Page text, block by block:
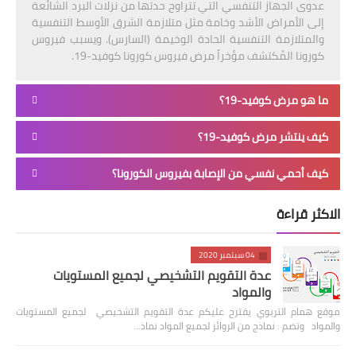
عدوى الجهاز التنفسي التي تتراوح حدتها من نزلات البرد الشائعة
إلى الأمراض الأشد وخامة مثل متلازمة الشرق الأوسط التنفسية
والمتلازمة التنفسية الحادة الوخيمة (السارس). ويسبب فيروس
كورونا المُكتشف مؤخراً مرض فيروس كورونا كوفيد-19.
ما هو مرض كوفيد-19؟
كيف ينتشر مرض كوفيد-19؟
كيف أحمي نفسي من الإصابة بفيروس الكورونا؟
الاكثر قراءة
04 سبتمبر 2020
عدة التقويم التشخيصي لجميع المستويات
والمواد
موقع همام التربوي يقترح عليكم عدة التقويم التشخيصي لجميع المستويات
والمواد وتضم : نماذج من الروائز لجميع المواد نماذ…